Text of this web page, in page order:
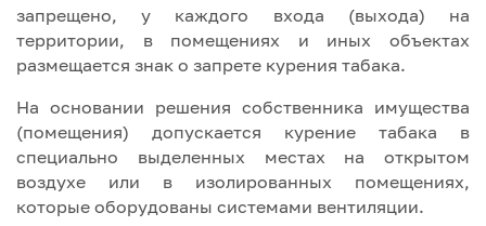
запрещено, у каждого входа (выхода) на
территории, в помещениях и иных объектах
размещается знак о запрете курения табака.
На основании решения собственника имущества
(помещения) допускается курение табака в
специально выделенных местах на открытом
воздухе или в изолированных помещениях,
которые оборудованы системами вентиляции.